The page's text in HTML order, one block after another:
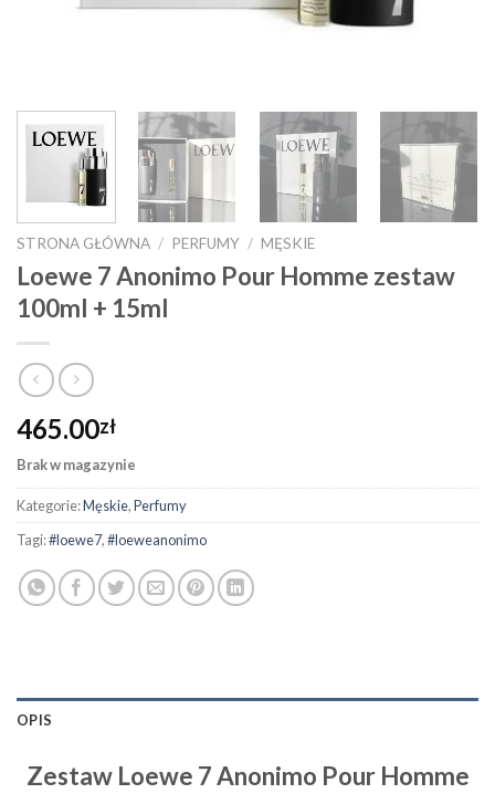
STRONA GŁÓWNA / PERFUMY / MĘSKIE
Loewe 7 Anonimo Pour Homme zestaw
100ml + 15ml
465.00zł
Brak w magazynie
Kategorie:Męskie,Perfumy
Tagi:#loewe7,#loeweanonimo
OPIS
Zestaw Loewe 7 Anonimo Pour Homme